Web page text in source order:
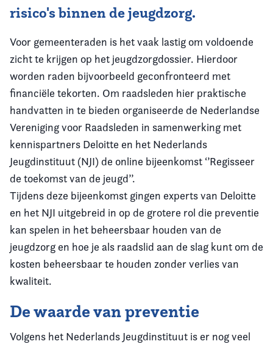
risico's binnen de jeugdzorg.
Voor gemeenteraden is het vaak lastig om voldoende
zicht te krijgen op het jeugdzorgdossier. Hierdoor
worden raden bijvoorbeeld geconfronteerd met
financiële tekorten. Om raadsleden hier praktische
handvatten in te bieden organiseerde de Nederlandse
Vereniging voor Raadsleden in samenwerking met
kennispartners Deloitte en het Nederlands
Jeugdinstituut (NJI) de online bijeenkomst ‘’Regisseer
de toekomst van de jeugd’’.
Tijdens deze bijeenkomst gingen experts van Deloitte
en het NJI uitgebreid in op de grotere rol die preventie
kan spelen in het beheersbaar houden van de
jeugdzorg en hoe je als raadslid aan de slag kunt om de
kosten beheersbaar te houden zonder verlies van
kwaliteit.
De waarde van preventie
Volgens het Nederlands Jeugdinstituut is er nog veel